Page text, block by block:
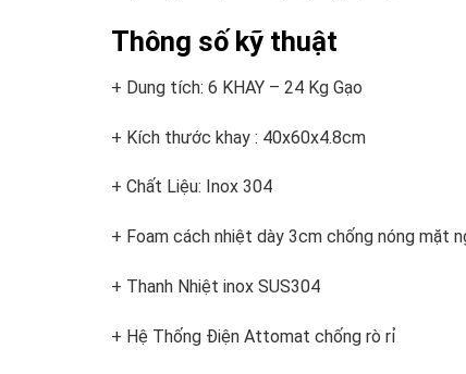
Thông số kỹ thuật
+ Dung tích: 6 KHAY – 24 Kg Gạo
+ Kích thước khay : 40x60x4.8cm
+ Chất Liệu: Inox 304
+ Foam cách nhiệt dày 3cm chống nóng mặt
+ Thanh Nhiệt inox SUS304
+ Hệ Thống Điện Attomat chống rò rỉ